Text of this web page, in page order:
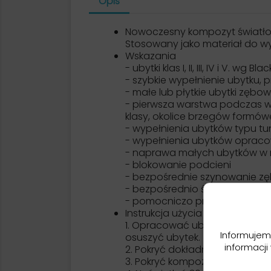
Nowoczesny kompozyt
Stosowany jako materiał do
Wskazania
- ubytki klas I, II, III, IV i V. wg
- szybkie wypełnienie
- małe lub płytkie ubytki
- pierwsza warstwa podczas
klasy, okolice brzegów
- wypełnienia ubytków typu
- wypełnienia ubytków
- naprawa małych ubytków
- blokowanie podcieni
- bezpośrednie szynowanie
- bezpośrednio śródustnie
- pomocniczo przy
Instrukcja użycia
1. Opracować ubytek zgodnie
osuszyć ubytek.
2. Pokryć dokładnie całą
3. Pokryć kompozytem
informacji